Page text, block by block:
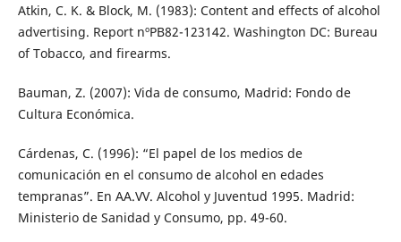
Atkin, C. K. & Block, M. (1983): Content and effects of alcohol
advertising. Report nºPB82-123142. Washington DC: Bureau
of Tobacco, and firearms.
Bauman, Z. (2007): Vida de consumo, Madrid: Fondo de
Cultura Económica.
Cárdenas, C. (1996): “El papel de los medios de
comunicación en el consumo de alcohol en edades
tempranas”. En AA.VV. Alcohol y Juventud 1995. Madrid:
Ministerio de Sanidad y Consumo, pp. 49-60.